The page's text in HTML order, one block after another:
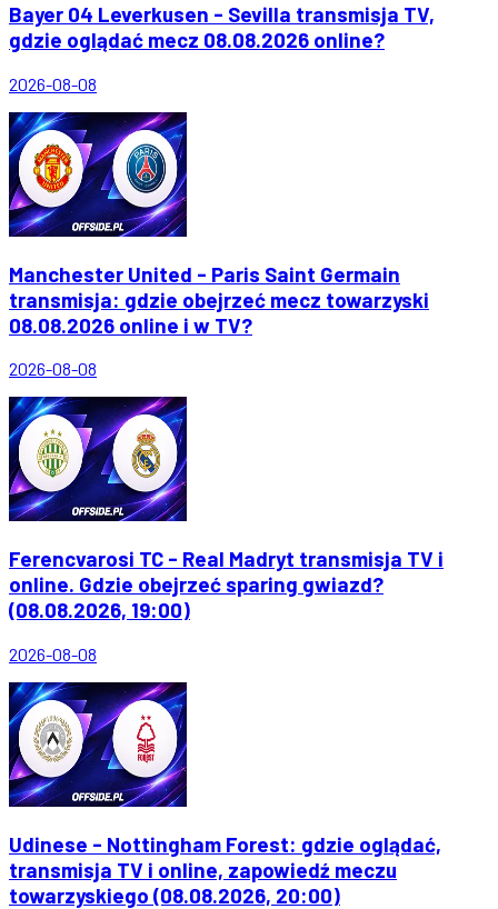
Bayer 04 Leverkusen - Sevilla transmisja TV,
gdzie oglądać mecz 08.08.2026 online?
2026-08-08
Manchester United - Paris Saint Germain
transmisja: gdzie obejrzeć mecz towarzyski
08.08.2026 online i w TV?
2026-08-08
Ferencvarosi TC - Real Madryt transmisja TV i
online. Gdzie obejrzeć sparing gwiazd?
(08.08.2026, 19:00)
2026-08-08
Udinese - Nottingham Forest: gdzie oglądać,
transmisja TV i online, zapowiedź meczu
towarzyskiego (08.08.2026, 20:00)